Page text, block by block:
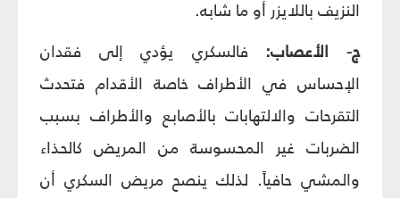
النزيف باللايزر أو ما شابه.
ج- الأعصاب: فالسكري يؤدي إلى فقدان
الإحساس في الأطراف خاصة الأقدام فتحدث
التقرحات والالتهابات بالأصابع والأطراف بسبب
الضربات غير المحسوسة من المريض كالحذاء
والمشي حافياً. لذلك ينصح مريض السكري أن